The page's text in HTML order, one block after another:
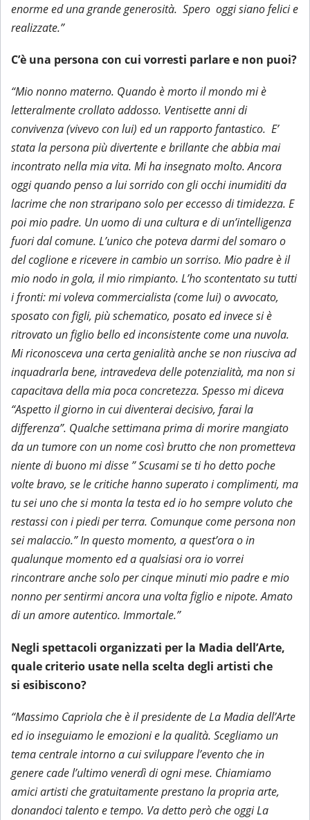
enorme ed una grande generosità. Spero oggi siano felici e
realizzate.”
C’è una persona con cui vorresti parlare e non puoi?
“Mio nonno materno. Quando è morto il mondo mi è
letteralmente crollato addosso. Ventisette anni di
convivenza (vivevo con lui) ed un rapporto fantastico. E’
stata la persona più divertente e brillante che abbia mai
incontrato nella mia vita. Mi ha insegnato molto. Ancora
oggi quando penso a lui sorrido con gli occhi inumiditi da
lacrime che non straripano solo per eccesso di timidezza. E
poi mio padre. Un uomo di una cultura e di un’intelligenza
fuori dal comune. L’unico che poteva darmi del somaro o
del coglione e ricevere in cambio un sorriso. Mio padre è il
mio nodo in gola, il mio rimpianto. L’ho scontentato su tutti
i fronti: mi voleva commercialista (come lui) o avvocato,
sposato con figli, più schematico, posato ed invece si è
ritrovato un figlio bello ed inconsistente come una nuvola.
Mi riconosceva una certa genialità anche se non riusciva ad
inquadrarla bene, intravedeva delle potenzialità, ma non si
capacitava della mia poca concretezza. Spesso mi diceva
“Aspetto il giorno in cui diventerai decisivo, farai la
differenza”. Qualche settimana prima di morire mangiato
da un tumore con un nome così brutto che non prometteva
niente di buono mi disse ” Scusami se ti ho detto poche
volte bravo, se le critiche hanno superato i complimenti, ma
tu sei uno che si monta la testa ed io ho sempre voluto che
restassi con i piedi per terra. Comunque come persona non
sei malaccio.” In questo momento, a quest’ora o in
qualunque momento ed a qualsiasi ora io vorrei
rincontrare anche solo per cinque minuti mio padre e mio
nonno per sentirmi ancora una volta figlio e nipote. Amato
di un amore autentico. Immortale.”
Negli spettacoli organizzati per la Madia dell’Arte,
quale criterio usate nella scelta degli artisti che
si esibiscono?
“Massimo Capriola che è il presidente de La Madia dell’Arte
ed io inseguiamo le emozioni e la qualità. Scegliamo un
tema centrale intorno a cui sviluppare l’evento che in
genere cade l’ultimo venerdì di ogni mese. Chiamiamo
amici artisti che gratuitamente prestano la propria arte,
donandoci talento e tempo. Va detto però che oggi La